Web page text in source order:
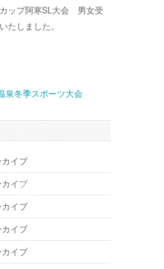
ップ阿寒SL大会 男女受
たしました。
泉冬季スポーツ大会
イブ
イブ
イブ
イブ
イブ